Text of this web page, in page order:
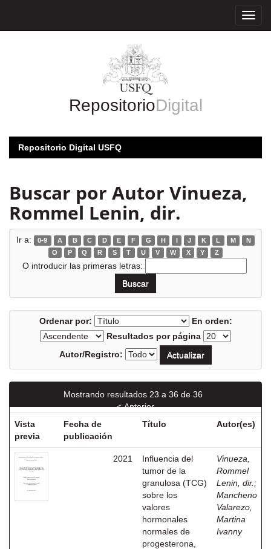
RepositorioDigital
Repositorio Digital USFQ
Buscar por Autor Vinueza,
Rommel Lenin, dir.
Ir a: 0-9 A B C D E F G H I J K L M
N
O
P Q R S T U V W X Y Z
O introducir las primeras letras:
Ordenar por:
En orden:
Resultados por página
Autor/Registro:
Mostrando resultados 23 a 36 de 36
< Anterior
Vista
previa
Fecha de
publicación
Título Autor(es)
2021
Influencia del
tumor de la
granulosa (TCG)
sobre los
valores
hormonales
normales de
progesterona,
Vinueza,
Rommel
Lenin, dir. ;
Mancheno
Valarezo,
Martina
Ivanny